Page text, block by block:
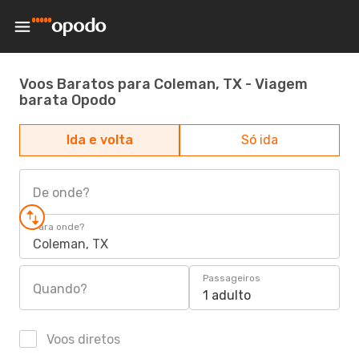
Voos Baratos para Coleman, TX - Viagem
barata Opodo
Ida e volta Só ida
De onde?
Para onde?
Coleman, TX
Quando?
Passageiros
1 adulto
Voos diretos